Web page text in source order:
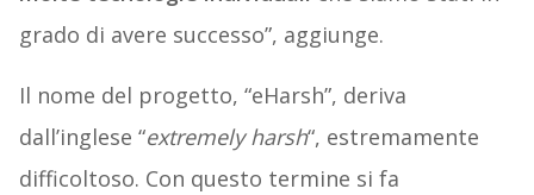
grado di avere successo”, aggiunge.
Il nome del progetto, “eHarsh”, deriva
dall’inglese “extremely harsh“, estremamente
difficoltoso. Con questo termine si fa